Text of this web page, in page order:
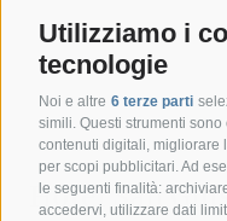
Utilizziamo i
tecnologie
Noi e altre 6 terze parti
simili. Questi strumenti
contenuti digitali, migliorare
per scopi pubblicitari. Ad
le seguenti finalità:
accedervi, utilizzare dati
Hotel San